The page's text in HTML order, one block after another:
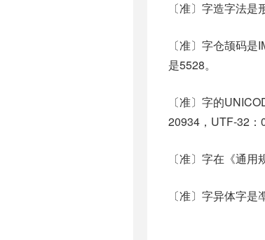
〔准〕字造字法
〔准〕字仓颉码
是5528。
〔准〕字的
20934，UTF-32：
〔准〕字在《通
〔准〕字异体字是